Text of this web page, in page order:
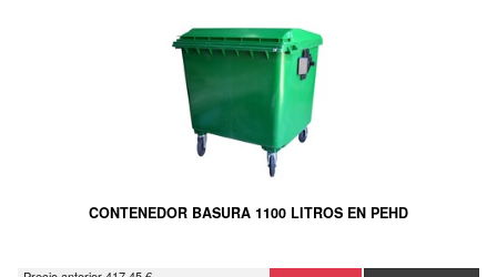
CONTENEDOR BASURA 1100 LITROS EN PEHD